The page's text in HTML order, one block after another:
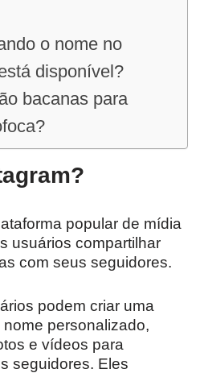
o nome no
disponível?
bacanas para
popular de mídia
usuários compartilhar
com seus seguidores.
podem criar uma
personalizado,
e vídeos para
seguidores. Eles